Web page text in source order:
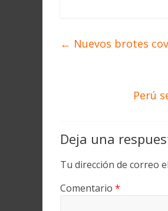
← Nuevos brotes
Perú
Deja una
Tu dirección de correo
Comentario *